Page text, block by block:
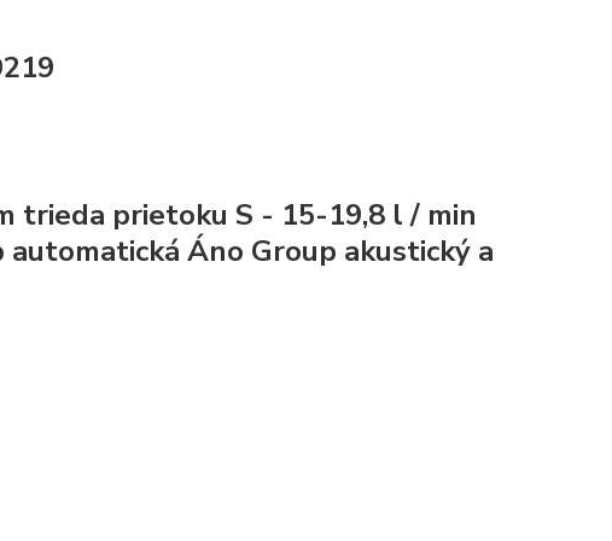
trieda prietoku S - 15-19,8 l / min
automatická Áno Group akustický a